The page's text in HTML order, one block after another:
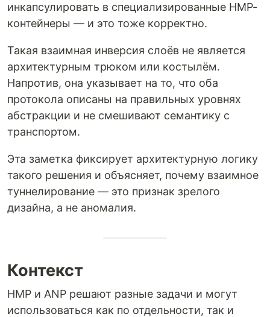
инкапсулировать в специализированные HMP-
контейнеры — и это тоже корректно.
Такая взаимная инверсия слоёв не является
архитектурным трюком или костылём.
Напротив, она указывает на то, что оба
протокола описаны на правильных уровнях
абстракции и не смешивают семантику с
транспортом.
Эта заметка фиксирует архитектурную логику
такого решения и объясняет, почему взаимное
туннелирование — это признак зрелого
дизайна, а не аномалия.
Контекст
HMP и ANP решают разные задачи и могут
использоваться как по отдельности, так и